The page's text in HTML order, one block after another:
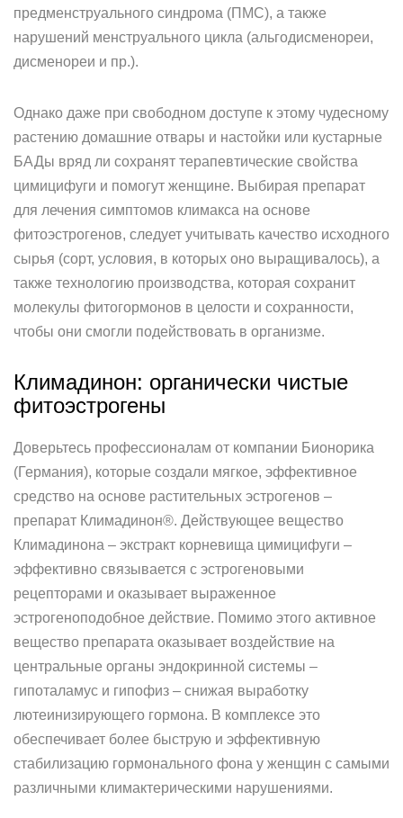
предменструального синдрома (ПМС), а также
нарушений менструального цикла (альгодисменореи,
дисменореи и пр.).
Однако даже при свободном доступе к этому чудесному
растению домашние отвары и настойки или кустарные
БАДы вряд ли сохранят терапевтические свойства
цимицифуги и помогут женщине. Выбирая препарат
для лечения симптомов климакса на основе
фитоэстрогенов, следует учитывать качество исходного
сырья (сорт, условия, в которых оно выращивалось), а
также технологию производства, которая сохранит
молекулы фитогормонов в целости и сохранности,
чтобы они смогли подействовать в организме.
Климадинон: органически чистые
фитоэстрогены
Доверьтесь профессионалам от компании Бионорика
(Германия), которые создали мягкое, эффективное
средство на основе растительных эстрогенов –
препарат Климадинон®. Действующее вещество
Климадинона – экстракт корневища цимицифуги –
эффективно связывается с эстрогеновыми
рецепторами и оказывает выраженное
эстрогеноподобное действие. Помимо этого активное
вещество препарата оказывает воздействие на
центральные органы эндокринной системы –
гипоталамус и гипофиз – снижая выработку
лютеинизирующего гормона. В комплексе это
обеспечивает более быструю и эффективную
стабилизацию гормонального фона у женщин с самыми
различными климактерическими нарушениями.